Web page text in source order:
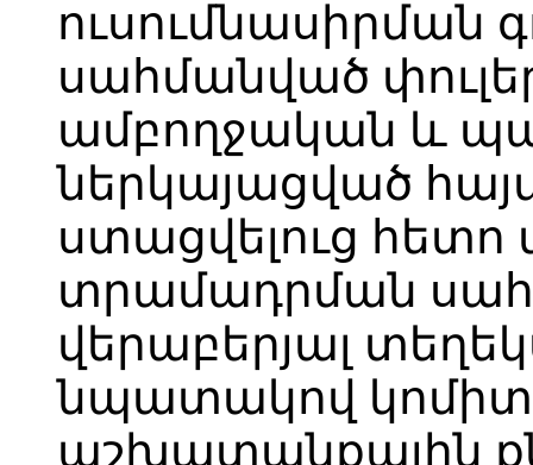
ուսումնասիրման
սահմանված
ամբողջական և
ներկայացված
ստացվելուց հետո
տրամադրման
վերաբերյալ
նպատակով
աշխատանքային